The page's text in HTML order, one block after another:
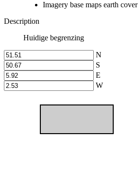
Imagery base maps earth cover
Description
Huidige begrenzing
N
S
E
W